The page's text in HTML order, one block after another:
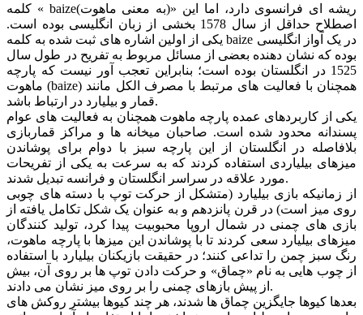
کلمه « baize(به معنی ماهوت)» ریشه ای فرانسوی دارد، اما این
اصطلاح حداقل از سال 1578 بخشی از زبان انگلیسی بوده است.
یکی از اولین اشاره های ثبت شده به کلمه baize در یک آواز انگلیسی
بوده که نشان دهنده بعضی از مسائل مربوط به تفریح در طول سال
1525 در انگلستان بوده است؛ بنابراین تعجب آور نیست که پارچه
ماهوت (baize) همچنان با فعالیت های مرتبط با مصرف الکل مانند
قمار و بیلیارد در ارتباط باشد.
یکی از کاربردهای عمده پارچه ماهوت همچنان به فعالیت های عوام
پسندانه محدود شده است. صاحبان میخانه ها و مراکز قماربازی
بلافاصله در انگلستان از این پارچه سبز با دوام برای پوشاندن
میزهای بیلیاردی استفاده کردند که به سرعت به یکی از تفریحات
مورد علاقه در سراسر انگلستان و فرانسه تبدیل شدند.
از زمانیکه بازی بیلیارد (متشکل از حرکت توپ با دسته های چوبی
روی میز است) در قرن پانزدهم و به عنوان یک شکل تکامل یافته از
بازی های چمنی در شمال اروپا محبوبیت پیدا کرد، تولید کنندگان
میزهای بیلیارد سعی کردند تا با پوشاندن این میزها با پارچه ماهوت،
رنگ سبز چمن را تداعی کنند؛ در حقیقت بازیکنان بیلیارد با استفاده
از چوب هایی به نام «چماق» و حرکت دادن توپ ها بر روی آن، بیش
از پیش بازهای چمنی را بر روی میز نشان می دادند.
بعدها کیوها جایگزین چماق ها شدند، هر چند کیوها بیشتر روکش های